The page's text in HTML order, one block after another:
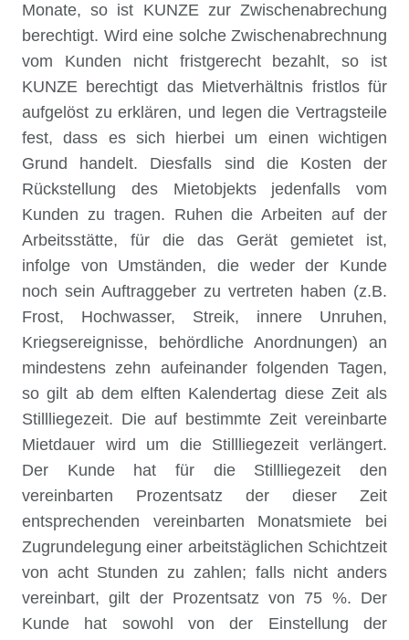
Monate, so ist KUNZE zur Zwischenabrechung
berechtigt. Wird eine solche Zwischenabrechnung
vom Kunden nicht fristgerecht bezahlt, so ist
KUNZE berechtigt das Mietverhältnis fristlos für
aufgelöst zu erklären, und legen die Vertragsteile
fest, dass es sich hierbei um einen wichtigen
Grund handelt. Diesfalls sind die Kosten der
Rückstellung des Mietobjekts jedenfalls vom
Kunden zu tragen. Ruhen die Arbeiten auf der
Arbeitsstätte, für die das Gerät gemietet ist,
infolge von Umständen, die weder der Kunde
noch sein Auftraggeber zu vertreten haben (z.B.
Frost, Hochwasser, Streik, innere Unruhen,
Kriegsereignisse, behördliche Anordnungen) an
mindestens zehn aufeinander folgenden Tagen,
so gilt ab dem elften Kalendertag diese Zeit als
Stillliegezeit. Die auf bestimmte Zeit vereinbarte
Mietdauer wird um die Stillliegezeit verlängert.
Der Kunde hat für die Stillliegezeit den
vereinbarten Prozentsatz der dieser Zeit
entsprechenden vereinbarten Monatsmiete bei
Zugrundelegung einer arbeitstäglichen Schichtzeit
von acht Stunden zu zahlen; falls nicht anders
vereinbart, gilt der Prozentsatz von 75 %. Der
Kunde hat sowohl von der Einstellung der